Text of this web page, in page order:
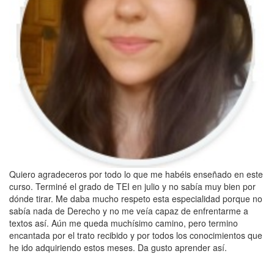
Quiero agradeceros por todo lo que me habéis enseñado en este
curso. Terminé el grado de TEI en julio y no sabía muy bien por
dónde tirar. Me daba mucho respeto esta especialidad porque no
sabía nada de Derecho y no me veía capaz de enfrentarme a
textos así. Aún me queda muchísimo camino, pero termino
encantada por el trato recibido y por todos los conocimientos que
he ido adquiriendo estos meses. Da gusto aprender así.